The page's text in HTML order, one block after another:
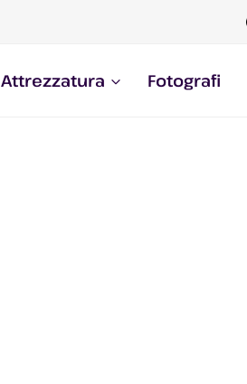
Attrezzatura Fotografi